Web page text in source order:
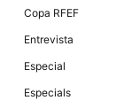
Copa RFEF
Entrevista
Especial
Especials